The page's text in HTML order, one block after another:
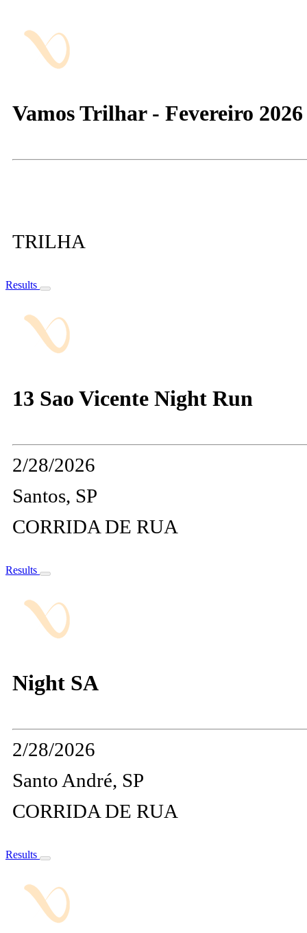
Vamos Trilhar - Fevereiro
TRILHA
Results
13 Sao Vicente Night Run
2/28/2026
Santos, SP
CORRIDA DE RUA
Results
Night SA
2/28/2026
Santo André, SP
CORRIDA DE RUA
Results